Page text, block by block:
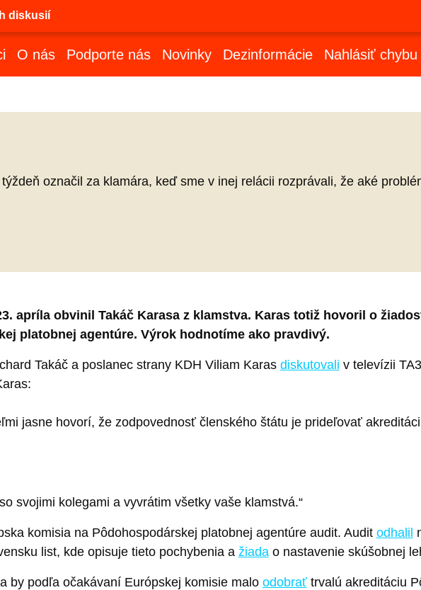
diskusií
O nás Podporte nás Novinky Dezinformácie Nahlásiť chybu
označil za klamára, keď sme v inej relácii rozprávali, že aké
apríla obvinil Takáč Karasa z klamstva. Karas totiž hovoril o
platobnej agentúre. Výrok hodnotíme ako pravdivý.
Takáč a poslanec strany KDH Viliam Karas diskutovali v televízii
jasne hovorí, že zodpovednosť členského štátu je prideľovať
svojimi kolegami a vyvrátim všetky vaše klamstvá.“
komisia na Pôdohospodárskej platobnej agentúre audit. Audit odhalil
list, kde opisuje tieto pochybenia a žiadao nastavenie skúšobnej
by podľa očakávaní Európskej komisie malo odobraťtrvalú akreditáciu